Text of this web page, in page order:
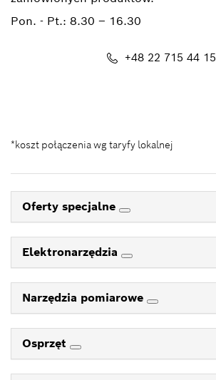
Pon. - Pt.: 8.30 – 16.30
+48 22 715 44 15
*koszt połączenia wg taryfy lokalnej
Oferty specjalne
Elektronarzędzia
Narzędzia pomiarowe
Osprzęt